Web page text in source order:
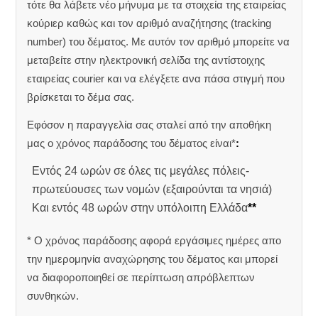
τότε θα λάβετε νέο μήνυμα με τα στοιχεία της εταιρείας
κούριερ καθώς και τον αριθμό αναζήτησης (tracking
number) του δέματος. Με αυτόν τον αριθμό μπορείτε να
μεταβείτε στην ηλεκτρονική σελίδα της αντίστοιχης
εταιρείας courier και να ελέγξετε ανα πάσα στιγμή που
βρίσκεται το δέμα σας.
Εφόσον η παραγγελία σας σταλεί από την αποθήκη
μας ο χρόνος παράδοσης του δέματος είναι*:
Εντός 24 ωρών σε όλες τις μεγάλες πόλεις-
πρωτεύουσες των νομών (εξαιρούνται τα νησιά)
Και εντός 48 ωρών στην υπόλοιπη Ελλάδα**
* Ο χρόνος παράδοσης αφορά εργάσιμες ημέρες απο
την ημερομηνία αναχώρησης του δέματος και μπορεί
να διαφοροποιηθεί σε περίπτωση απρόβλεπτων
συνθηκών.